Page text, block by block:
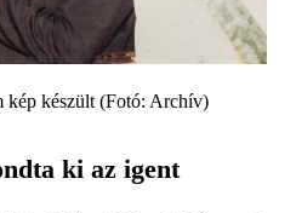
kép készült (Fotó: Archív)
ki az igent